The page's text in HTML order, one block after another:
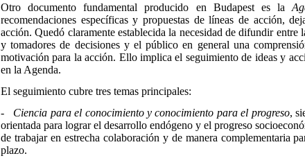
Otro documento fundamental producido en Budapest es la
recomendaciones específicas y propuestas de líneas de acción,
acción. Quedó claramente establecida la necesidad de difundir
y tomadores de decisiones y el público en general una
motivación para la acción. Ello implica el seguimiento de ideas y
en la Agenda.
El seguimiento cubre tres temas principales:
- Ciencia para el conocimiento y conocimiento para el progreso,
orientada para lograr el desarrollo endógeno y el progreso
de trabajar en estrecha colaboración y de manera complementaria
plazo.